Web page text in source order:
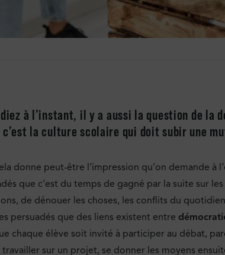
à l’instant, il y a aussi la question de
la culture scolaire qui doit subir une
donne peut-être l’impression qu’on demande à
que c’est du temps de gagné par la suite sur
de dénouer les choses, les conflits du
persuadés que des liens existent entre
chaque élève soit invité à participer au débat,
sur un projet, se donner les moyens